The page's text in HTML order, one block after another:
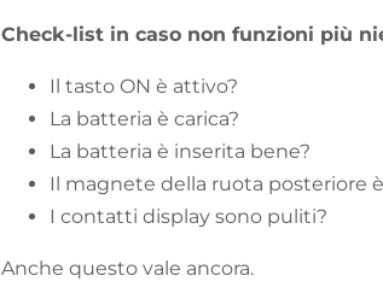
Check-list in caso non funzioni più
Il tasto ON è attivo?
La batteria è carica?
La batteria è inserita bene?
Il magnete della ruota posteriore
I contatti display sono puliti?
Anche questo vale ancora.